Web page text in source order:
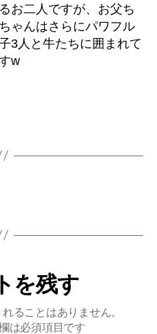
お二人ですが、お父ち
ゃんはさらにパワフル
3人と牛たちに囲まれて
w
を残す
ることはありません。
は必須項目です